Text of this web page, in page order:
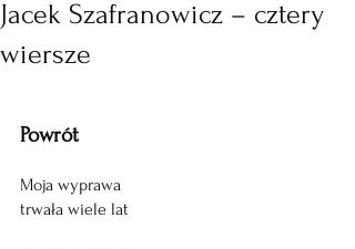
Jacek Szafranowicz – cztery
wiersze
Powrót
Moja wyprawa
trwała wiele lat